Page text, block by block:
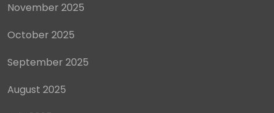
November 2025
October 2025
September 2025
August 2025